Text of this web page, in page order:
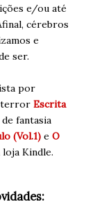
e/ou até
cérebros
e
ser.
por
terror Escrita
fantasia
(Vol.1) e O
loja Kindle.